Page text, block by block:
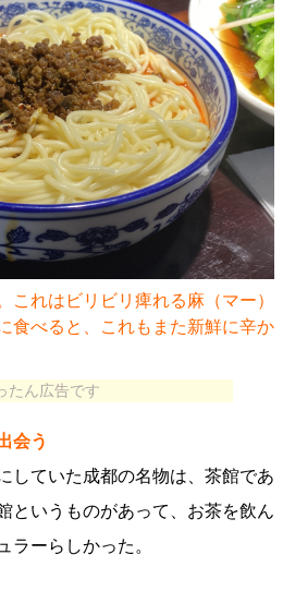
これはビリビリ痺れる麻（マー）
食べると、これもまた新鮮に辛か
たん広告です
会う
していた成都の名物は、茶館であ
というものがあって、お茶を飲ん
ラーらしかった。